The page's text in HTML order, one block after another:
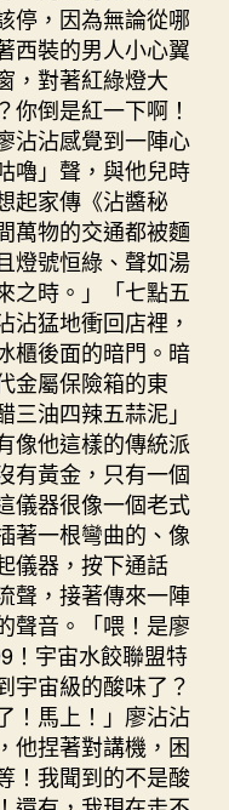
停，因為無論從哪
西裝的男人小心翼
，對著紅綠燈大
你倒是紅一下啊！
沾沾感覺到一陣心
嚕」聲，與他兒時
起家傳《沾醬秘
萬物的交通都被麵
燈號恒綠、聲如湯
之時。」「七點五
猛地衝回店裡，
櫃後面的暗門。暗
金屬保險箱的東
油四辣五蒜泥」
像他這樣的傳統派
有黃金，只有一個
儀器很像一個老式
著一根彎曲的、像
儀器，按下通話
，接著傳來一陣
聲音。「喂！是廖
！宇宙水餃聯盟特
宇宙級的酸味了？
！馬上！」廖沾沾
他捏著對講機，困
！我聞到的不是酸